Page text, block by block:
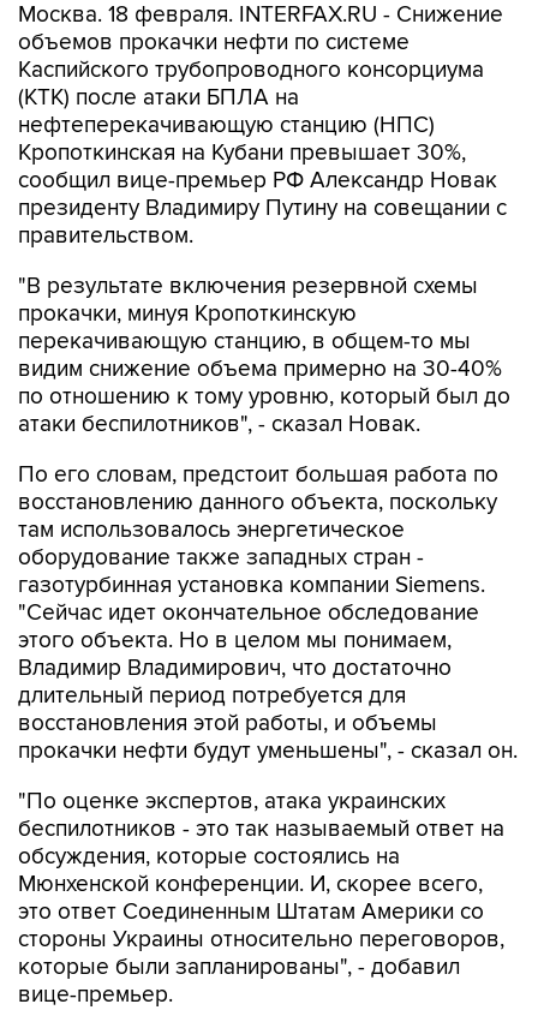
Москва. 18 февраля. INTERFAX.RU - Снижение
объемов прокачки нефти по системе
Каспийского трубопроводного консорциума
(КТК) после атаки БПЛА на
нефтеперекачивающую станцию (НПС)
Кропоткинская на Кубани превышает 30%,
сообщил вице-премьер РФ Александр Новак
президенту Владимиру Путину на совещании с
правительством.
"В результате включения резервной схемы
прокачки, минуя Кропоткинскую
перекачивающую станцию, в общем-то мы
видим снижение объема примерно на 30-40%
по отношению к тому уровню, который был до
атаки беспилотников", - сказал Новак.
По его словам, предстоит большая работа по
восстановлению данного объекта, поскольку
там использовалось энергетическое
оборудование также западных стран -
газотурбинная установка компании Siemens.
"Сейчас идет окончательное обследование
этого объекта. Но в целом мы понимаем,
Владимир Владимирович, что достаточно
длительный период потребуется для
восстановления этой работы, и объемы
прокачки нефти будут уменьшены", - сказал он.
"По оценке экспертов, атака украинских
беспилотников - это так называемый ответ на
обсуждения, которые состоялись на
Мюнхенской конференции. И, скорее всего,
это ответ Соединенным Штатам Америки со
стороны Украины относительно переговоров,
которые были запланированы", - добавил
вице-премьер.